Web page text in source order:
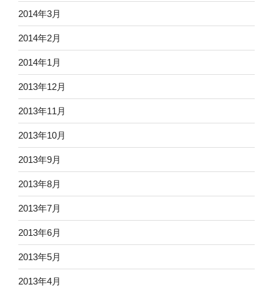
2014年3月
2014年2月
2014年1月
2013年12月
2013年11月
2013年10月
2013年9月
2013年8月
2013年7月
2013年6月
2013年5月
2013年4月